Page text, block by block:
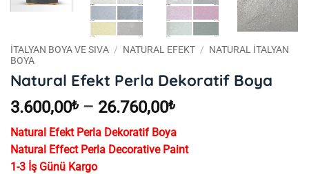
İTALYAN BOYA VE SIVA / NATURAL EFEKT / NATURAL İTALYAN
BOYA
Natural Efekt Perla Dekoratif Boya
3.600,00₺ – 26.760,00₺Fiyat
3.600,00₺
-
Natural Efekt Perla Dekoratif Boya
Natural Effect Perla Decorative Paint
1-3 İş Günü Kargo